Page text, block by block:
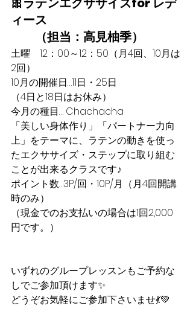
ィース
（担当：高見柚季）
​土曜　12：00～12：50（月4回、10月は
2回）​
10月の開催日…11日・25日
（4日と18日はお休み）
今月の種目… Chachacha
​「美しい身体作り」「パートナー力向
上」をテーマに、ラテンの動きを使っ
たエクササイズ・ステップに取り組む
ことが出来るクラスです♪
ポイント数…3P/回・10P/月（月4回開講
時のみ）
（現金でのお支払いの場合は1回2,000
円です。）
いずれのグループレッスンもご予約な
しでご参加頂けます✨
どうぞお気軽にご参加下さいませ💃💚